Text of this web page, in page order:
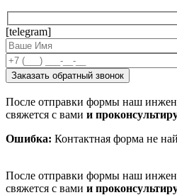
[telegram]
После отправки формы наш
свяжется с вами и
Ошибка: Контактная форма не
После отправки формы наш
свяжется с вами и